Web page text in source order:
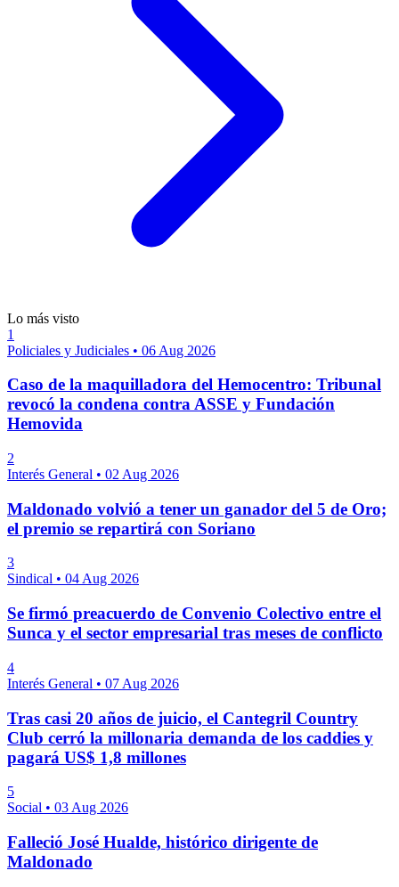
Lo más visto
1
Policiales y Judiciales • 06 Aug 2026
Caso de la maquilladora del Hemocentro: Tribunal
revocó la condena contra ASSE y Fundación
Hemovida
2
Interés General • 02 Aug 2026
Maldonado volvió a tener un ganador del 5 de Oro;
el premio se repartirá con Soriano
3
Sindical • 04 Aug 2026
Se firmó preacuerdo de Convenio Colectivo entre el
Sunca y el sector empresarial tras meses de conflicto
4
Interés General • 07 Aug 2026
Tras casi 20 años de juicio, el Cantegril Country
Club cerró la millonaria demanda de los caddies y
pagará US$ 1,8 millones
5
Social • 03 Aug 2026
Falleció José Hualde, histórico dirigente de
Maldonado